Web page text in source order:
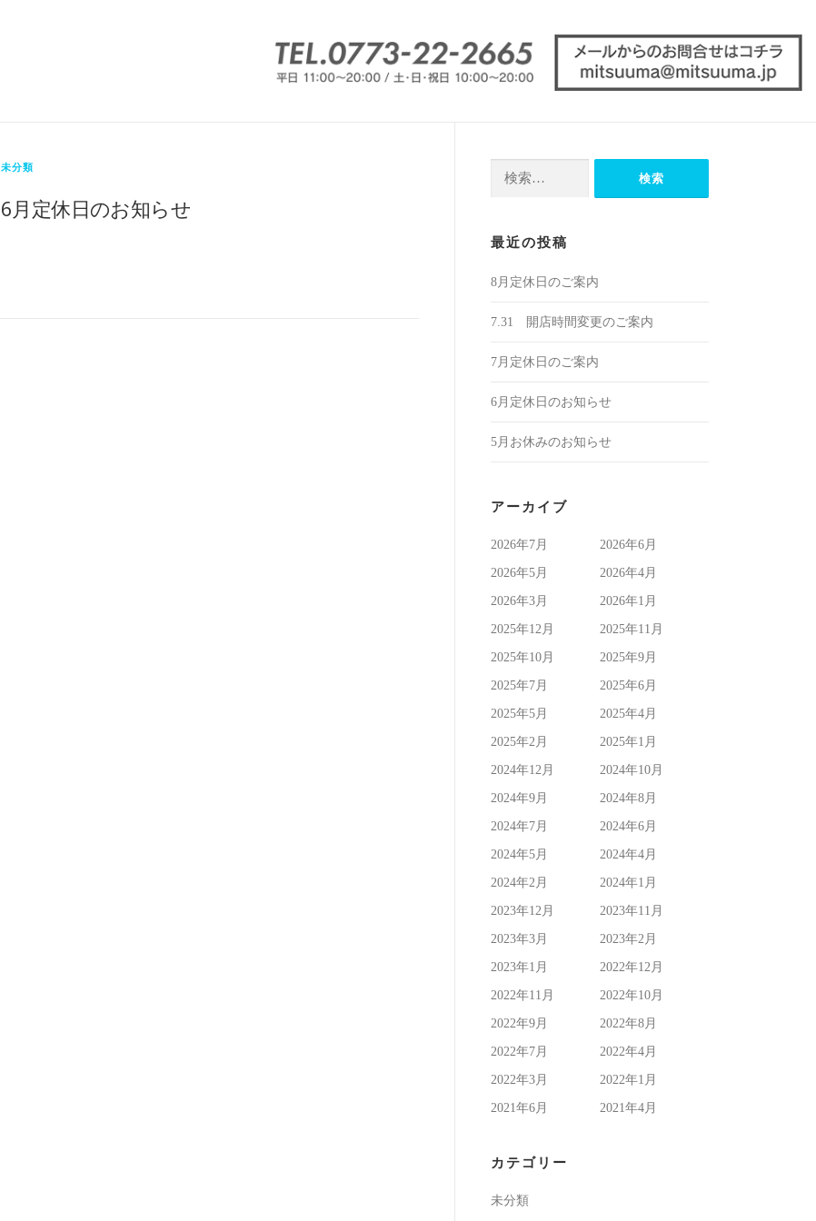
未分類
6月定休日のお知らせ
最近の投稿
8月定休日のご案内
7.31 開店時間変更のご案内
7月定休日のご案内
6月定休日のお知らせ
5月お休みのお知らせ
アーカイブ
2026年7月 2026年6月
2026年5月 2026年4月
2026年3月 2026年1月
2025年12月 2025年11月
2025年10月 2025年9月
2025年7月 2025年6月
2025年5月 2025年4月
2025年2月 2025年1月
2024年12月 2024年10月
2024年9月 2024年8月
2024年7月 2024年6月
2024年5月 2024年4月
2024年2月 2024年1月
2023年12月 2023年11月
2023年3月 2023年2月
2023年1月 2022年12月
2022年11月 2022年10月
2022年9月 2022年8月
2022年7月 2022年4月
2022年3月 2022年1月
2021年6月 2021年4月
カテゴリー
未分類